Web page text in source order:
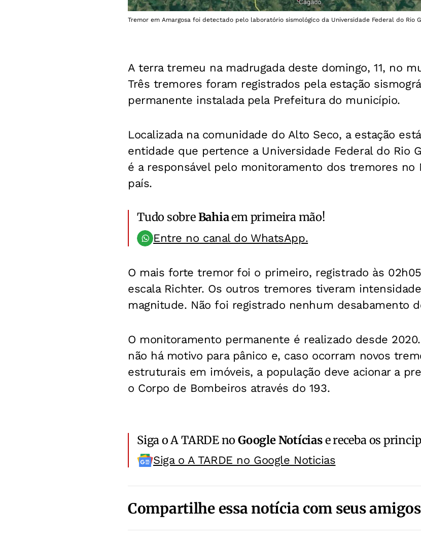
Tremor em Amargosa foi detectado pelo laboratório sismológico da Universidade Federal do Rio
A terra tremeu na madrugada deste domingo, 11, no
Três tremores foram registrados pela estação
permanente instalada pela Prefeitura do município.
Localizada na comunidade do Alto Seco, a estação
entidade que pertence a Universidade Federal do Rio
é a responsável pelo monitoramento dos tremores no
país.
Tudo sobreBahiaem primeira mão!
Entre no canal do WhatsApp.
O mais forte tremor foi o primeiro, registrado às
escala Richter. Os outros tremores tiveram
magnitude. Não foi registrado nenhum desabamento
O monitoramento permanente é realizado desde
não há motivo para pânico e, caso ocorram novos
estruturais em imóveis, a população deve acionar a
o Corpo de Bombeiros através do 193.
Siga o A TARDE noGoogle Notíciase receba os
Siga o A TARDE no Google Noticias
Compartilhe essa notícia com seus amigos